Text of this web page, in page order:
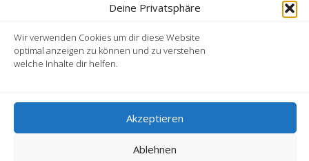
Deine Privatsphäre
Wir verwenden Cookies um dir diese Website
optimal anzeigen zu können und zu verstehen
welche Inhalte dir helfen.
Akzeptieren
Ablehnen
Kontakt
Impressum
Widerrufsbelehrung
Copyright © 2026 Georg Herbert Wendt